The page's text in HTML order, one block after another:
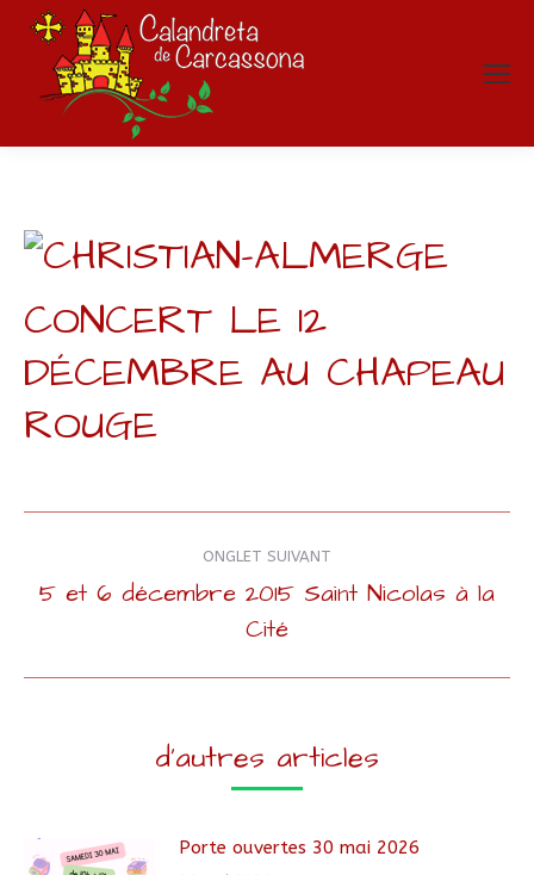
CONCERT LE 12
DÉCEMBRE AU CHAPEAU
ROUGE
Navigation
de
commentaire
ONGLET SUIVANT
suivant
5 et 6 décembre 2015 Saint Nicolas à la
Cité
d'autres articles
Porte ouvertes 30 mai 2026